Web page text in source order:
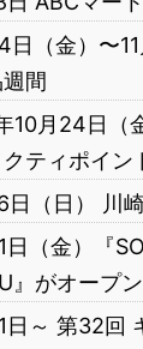
日（金）〜
間
10月24日（
クティポイ
日（日） 川
日（金）『
』がオープ
日～ 第32回